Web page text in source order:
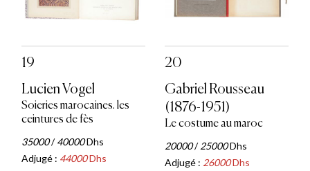
19
Lucien Vogel
Soieries marocaines. les
ceintures de fès
35000/40000Dhs
Adjugé : 44000Dhs
20
Gabriel Rousseau
(1876-1951)
Le costume au maroc
20000/25000Dhs
Adjugé : 26000Dhs